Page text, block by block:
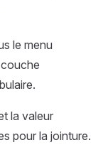
le menu
la valeur
pour la jointure.